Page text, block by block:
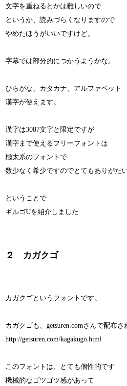
文字を重ねるとかは難しいので
というか、読みづらくなりますので
やめたほうがいいですけど。
字幕では部分的につかうようかな。
ひらがな、カタカナ、アルファベット
漢字が使えます。
漢字は3087文字と限定ですが
漢字まで使えるフリーフォントは
極太系のフォントで
数少なく希少ですのでとてもありがた
ということで
ギルゴUを紹介しました
２ カガクゴ
カガクゴというフォントです。
カガクゴも、getsuren.comさんで配布さ
http://getsuren.com/kagakugo.html
このフォントは、とても個性的です
機械的なゴツゴツ感があって